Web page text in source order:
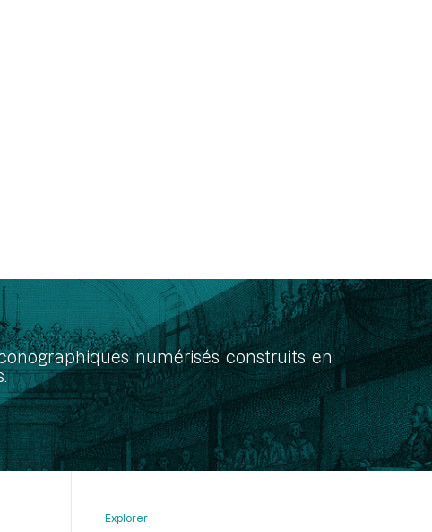
numérisés construits en
Explorer